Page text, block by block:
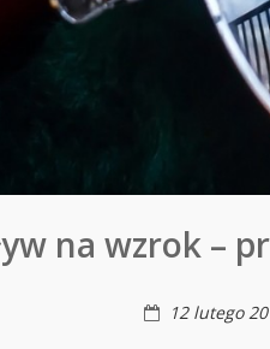
na wzrok –
12 lutego